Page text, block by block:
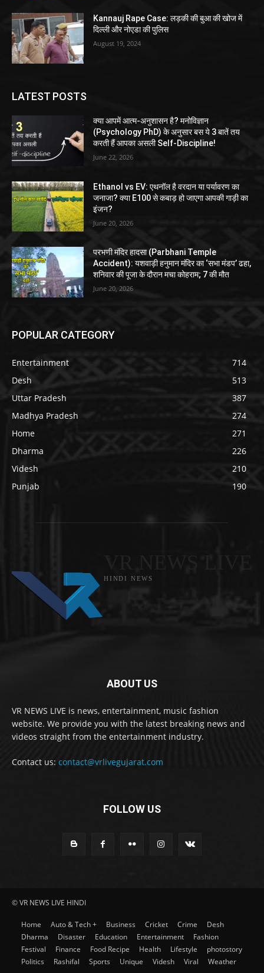
Kannauj Rape Case: लड़की की बुआ की खोज में
दिल्ली और नोएडा की पुलिस
August 19, 2024
LATEST POSTS
क्या आपमें आत्म-अनुशासन है? मनोविज्ञान
(Psychology PhD) के अनुसार बस ये 3 बातें तय
करती हैं आपका असली Self-Discipline!
June 22, 2026
Ethanol vs EV: एथनॉल है वरदान या पर्यावरण का
जनाजा? क्या E100 से कबाड़ हो जाएगा आपकी गाड़ी का
इंजन?
June 20, 2026
परभणी मंदिर हादसा (Parbhani Temple
Accident): यशवाड़ी हनुमान मंदिर का ‘सभा मंडप’ ढहा,
शनिवार की पूजा के दौरान मचा कोहराम; 7 की मौत
June 20, 2026
POPULAR CATEGORY
Entertainment
714
Desh
513
Uttar Pradesh
387
Madhya Pradesh
274
Home
271
Dharma
226
Videsh
210
Punjab
190
HINDI NEWS
ABOUT US
VR NEWS LIVE is news, entertainment, music fashion
website. We provide you with the latest breaking news and
videos straight from the entertainment industry.
Contact us: contact@vrlivegujarat.com
FOLLOW US
© VR NEWS LIVE HINDI
Home Auto & Tech + Business Cricket Crime
Desh
Dharma
Disaster Education Entertainment
Fashion
Festival
Finance Food Recipe Health Lifestyle
photostory
Politics
Rashifal Sports Unique Videsh Viral Weather